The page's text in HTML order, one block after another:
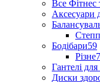
Все Фітнес
Аксесуари
Бодібари59
Різне7
Гантелі для
Диски